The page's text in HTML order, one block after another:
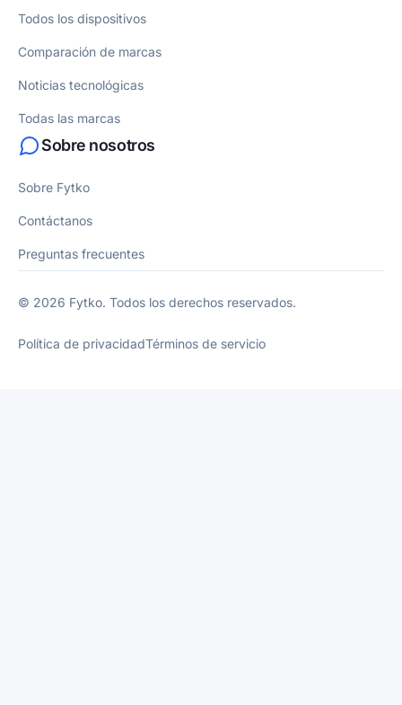
Todos los dispositivos
Comparación de marcas
Noticias tecnológicas
Todas las marcas
Sobre nosotros
Sobre Fytko
Contáctanos
Preguntas frecuentes
© 2026 Fytko. Todos los derechos reservados.
Política de privacidadTérminos de servicio